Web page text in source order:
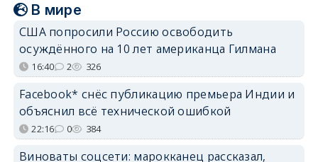
В мире
США попросили Россию освободить
осуждённого на 10 лет американца Гилмана
16:40 2 326
Facebook* снёс публикацию премьера Индии и
объяснил всё технической ошибкой
22:16 0 384
Виноваты соцсети: марокканец рассказал,